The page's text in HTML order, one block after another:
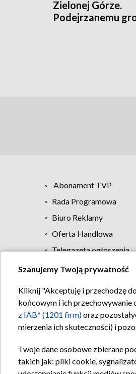
Zielonej Górze.
Podejrzanemu
Abonament TVP
Rada Programowa
Biuro Reklamy
Oferta Handlowa
Telegazeta ogłoszenia
Szanujemy Twoją prywatność
Kliknij "Akceptuję i przechodzę
końcowym i ich przechowywanie
z IAB* (1201 firm)oraz
mierzenia ich skuteczności) i
Twoje dane osobowe zbierane
takich jak: pliki cookie,